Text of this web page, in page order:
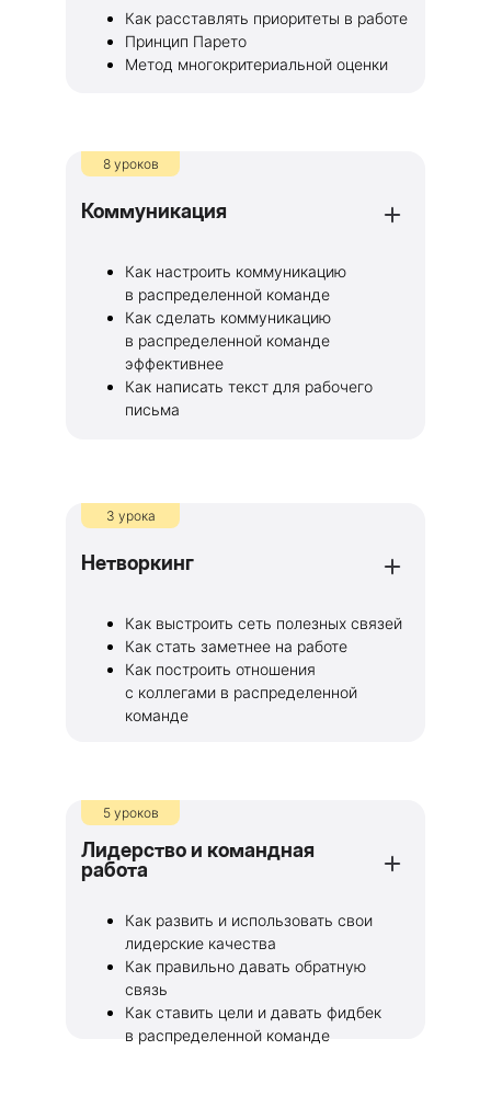
Как расставлять приоритеты в работе
Принцип Парето
Метод многокритериальной оценки
8 уроков
Коммуникация
Как настроить коммуникацию
в распределенной команде
Как сделать коммуникацию
в распределенной команде
эффективнее
Как написать текст для рабочего
письма
3 урока
Нетворкинг
Как выстроить сеть полезных связей
Как стать заметнее на работе
Как построить отношения
с коллегами в распределенной
команде
5 уроков
Лидерство и командная
работа
Как развить и использовать свои
лидерские качества
Как правильно давать обратную
связь
Как ставить цели и давать фидбек
в распределенной команде